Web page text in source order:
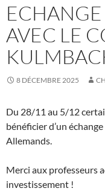
AVEC LE
8 DÉCEMBRE 2025
Du 28/11 au 5/12
bénéficier d’un
Allemands.
Merci aux professeurs
investissement !